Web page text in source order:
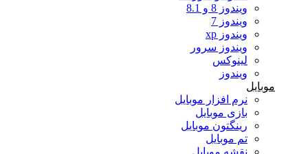
ویندوز 8 و 8.1
ویندوز 7
ویندوز xp
ویندوز سرور
لینوکس
ویندوز
موبایل
نرم افزار موبایل
بازی موبایل
رینگتون موبایل
تم موبایل
نقشه موبایل